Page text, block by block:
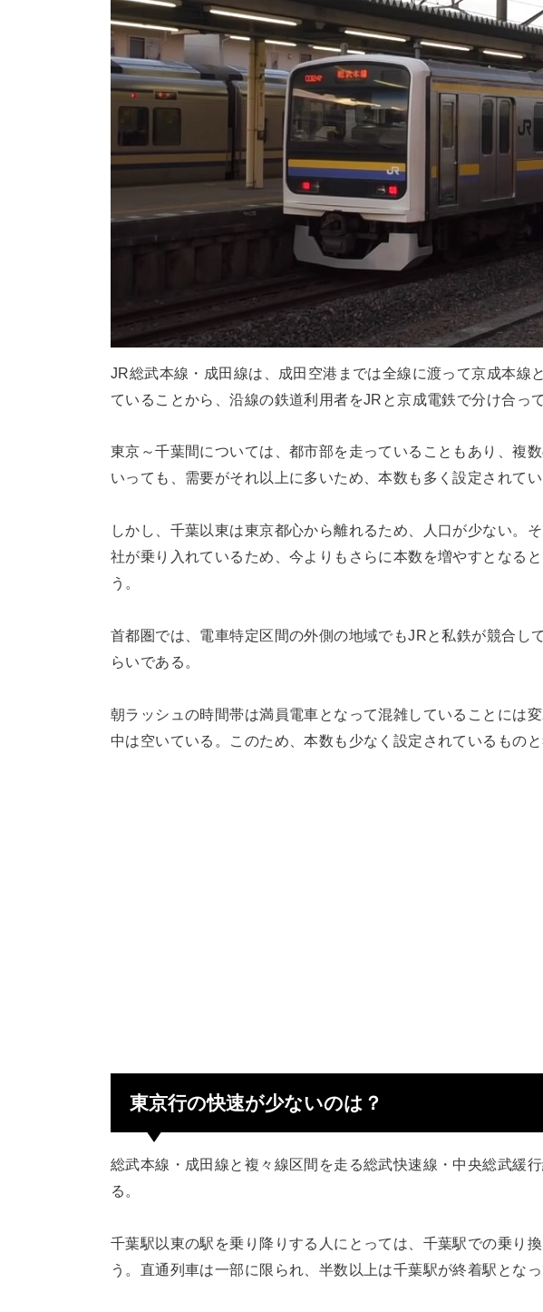
JR総武本線・成田線は、成田空港までは全線に渡って京成本線
ていることから、沿線の鉄道利用者をJRと京成電鉄で分け合っ
東京～千葉間については、都市部を走っていることもあり、複
いっても、需要がそれ以上に多いため、本数も多く設定されてい
しかし、千葉以東は東京都心から離れるため、人口が少ない。
社が乗り入れているため、今よりもさらに本数を増やすとなる
う。
首都圏では、電車特定区間の外側の地域でもJRと私鉄が競合し
らいである。
朝ラッシュの時間帯は満員電車となって混雑していることには
中は空いている。このため、本数も少なく設定されているものと
東京行の快速が少ないのは？
総武本線・成田線と複々線区間を走る総武快速線・中央総武緩
る。
千葉駅以東の駅を乗り降りする人にとっては、千葉駅での乗り
う。直通列車は一部に限られ、半数以上は千葉駅が終着駅となっ